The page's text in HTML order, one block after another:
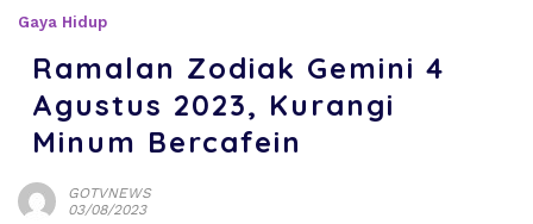
Gaya Hidup
Ramalan Zodiak Gemini 4
Agustus 2023, Kurangi
Minum Bercafein
GOTVNEWS
03/08/2023